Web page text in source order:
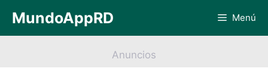
contenido
MundoAppRD Menú
Anuncios